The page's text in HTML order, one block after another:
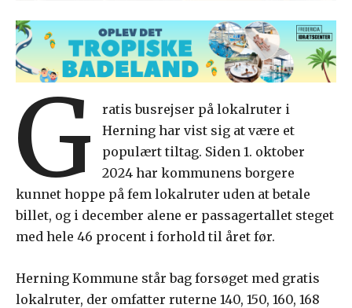
G
ratis busrejser på lokalruter i
Herning har vist sig at være et
populært tiltag. Siden 1. oktober
2024 har kommunens borgere
kunnet hoppe på fem lokalruter uden at betale
billet, og i december alene er passagertallet steget
med hele 46 procent i forhold til året før.
Herning Kommune står bag forsøget med gratis
lokalruter, der omfatter ruterne 140, 150, 160, 168